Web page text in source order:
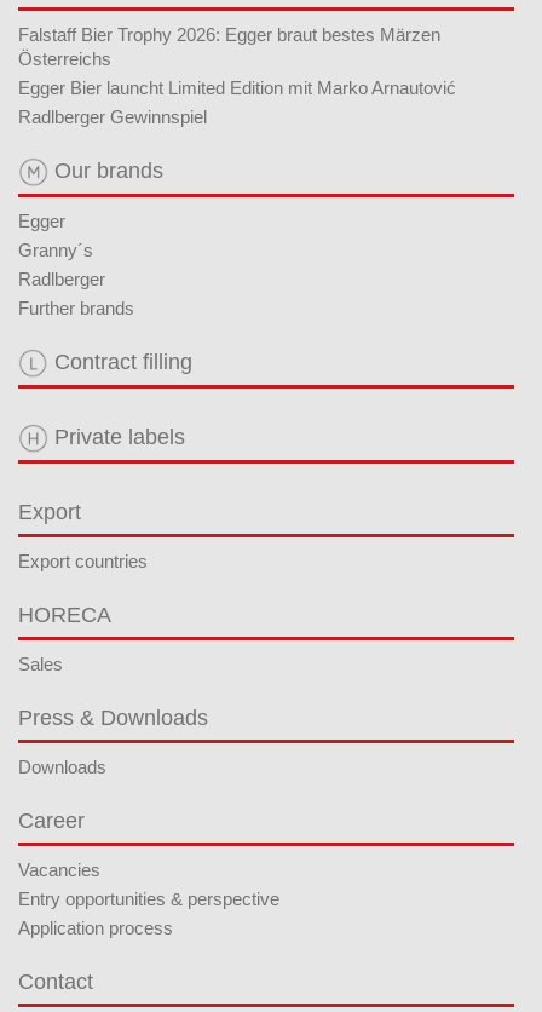
Falstaff Bier Trophy 2026: Egger braut bestes Märzen
Österreichs
Egger Bier launcht Limited Edition mit Marko Arnautović
Radlberger Gewinnspiel
Our brands
Egger
Granny´s
Radlberger
Further brands
Contract filling
Private labels
Export
Export countries
HORECA
Sales
Press & Downloads
Downloads
Career
Vacancies
Entry opportunities & perspective
Application process
Contact